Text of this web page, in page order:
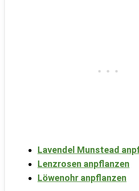
Lavendel Munstead
Lenzrosen anpflanzen
Löwenohr anpflanzen